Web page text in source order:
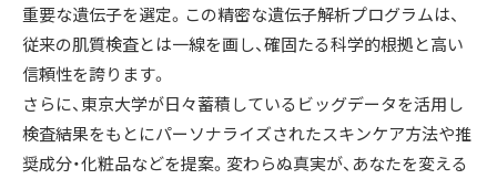
重要な遺伝子を選定。この精密な遺伝子解析プログラムは、
従来の肌質検査とは一線を画し、確固たる科学的根拠と高い
信頼性を誇ります。
さらに、東京大学が日々蓄積しているビッグデータを活用し
検査結果をもとにパーソナライズされたスキンケア方法や推
奨成分・化粧品などを提案。変わらぬ真実が、あなたを変える